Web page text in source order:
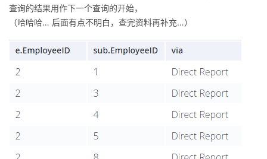
查询的结果用作下一个查询的开始，
（哈哈哈… 后面有点不明白，查完资料再补充…）